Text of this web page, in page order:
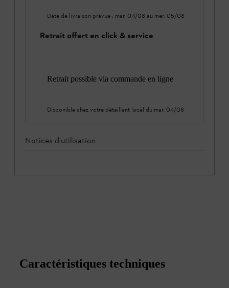
Date de livraison prévue : mar. 04/08 au mer. 05/08
Retrait offert en click & service
Retrait possible via commande en ligne
Disponible chez votre détaillant local du mar. 04/08
Notices d'utilisation
Caractéristiques techniques